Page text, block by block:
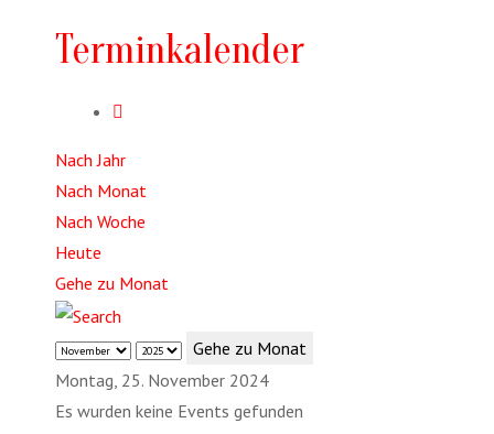
Terminkalender
Nach Jahr
Nach Monat
Nach Woche
Heute
Gehe zu Monat
Gehe zu Monat
Montag, 25. November 2024
Es wurden keine Events gefunden